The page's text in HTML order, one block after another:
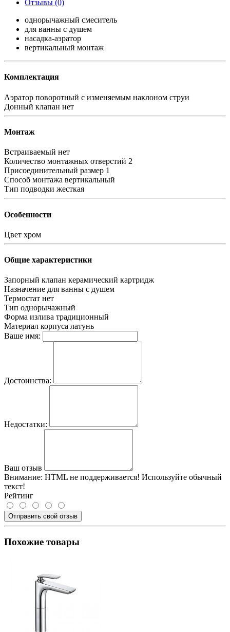
Отзывы (0)
однорычажный смеситель
для ванны с душем
насадка-аэратор
вертикальный монтаж
Комплектация
Аэратор поворотный с изменяемым наклоном струи
Донный клапан нет
Монтаж
Встраиваемый нет
Количество монтажных отверстий 2
Присоединительный размер 1
Способ монтажа вертикальный
Тип подводки жесткая
Особенности
Цвет хром
Общие характеристики
Запорный клапан керамический картридж
Назначение для ванны с душем
Термостат нет
Тип однорычажный
Форма излива традиционный
Материал корпуса латунь
Ваше имя:
Достоинства:
Недостатки:
Ваш отзыв
Внимание: HTML не поддерживается! Используйте обычный
текст!
Рейтинг
Отправить свой отзыв
Похожие товары